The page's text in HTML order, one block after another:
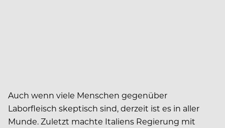
Auch wenn viele Menschen gegenüber
Laborfleisch skeptisch sind, derzeit ist es in aller
Munde. Zuletzt machte Italiens Regierung mit